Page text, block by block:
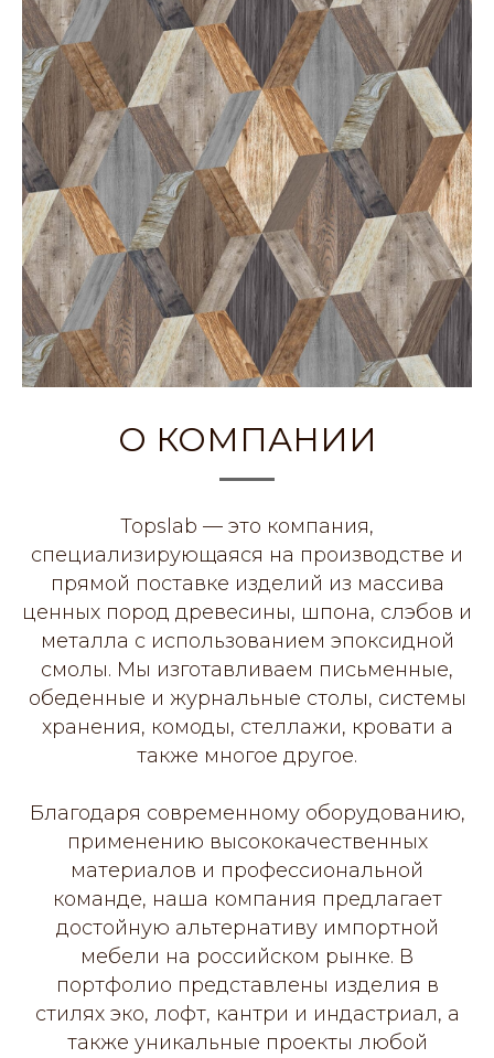
О КОМПАНИИ
Topslab — это компания,
специализирующаяся на производстве и
прямой поставке изделий из массива
ценных пород древесины, шпона, слэбов и
металла с использованием эпоксидной
смолы. Мы изготавливаем письменные,
обеденные и журнальные столы, системы
хранения, комоды, стеллажи, кровати а
также многое другое.
Благодаря современному оборудованию,
применению высококачественных
материалов и профессиональной
команде, наша компания предлагает
достойную альтернативу импортной
мебели на российском рынке. В
портфолио представлены изделия в
стилях эко, лофт, кантри и индастриал, а
также уникальные проекты любой